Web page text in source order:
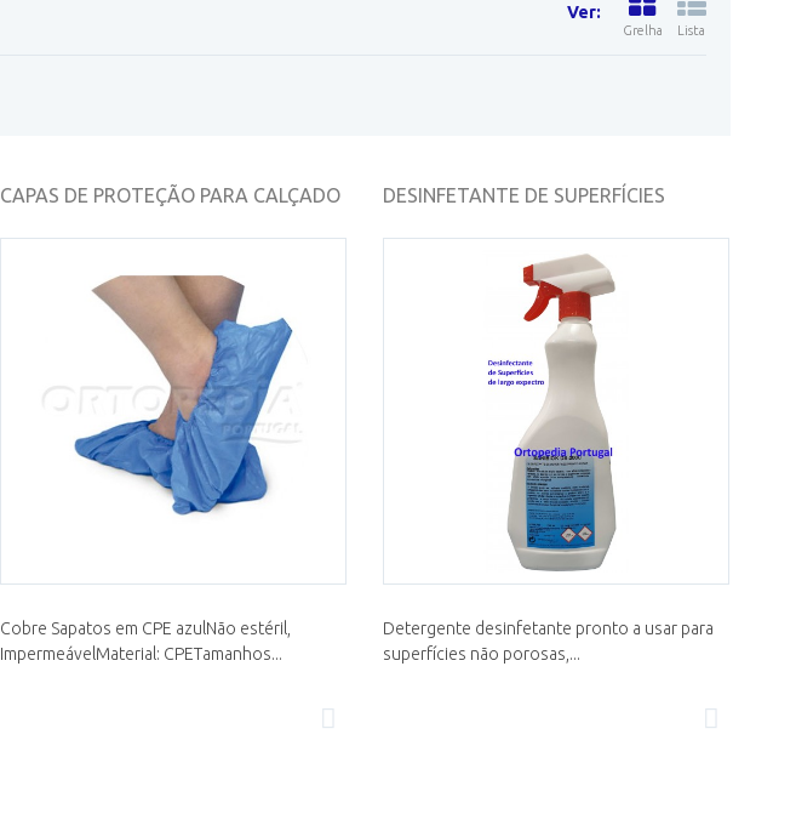
Ver:
Grelha Lista
CAPAS DE PROTEÇÃO PARA CALÇADO
Cobre Sapatos em CPE azulNão estéril,
ImpermeávelMaterial: CPETamanhos...
DESINFETANTE DE SUPERFÍCIES
Detergente desinfetante pronto a usar para
superfícies não porosas,...